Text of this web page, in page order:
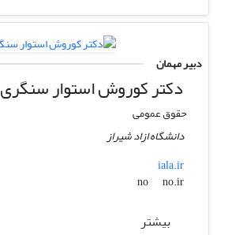
دبیر مهمان
دکتر کوروش استوار سنگری
حقوق عمومی
دانشگاه ازاد شیراز
iala.ir
no
no.ir
بیشتر